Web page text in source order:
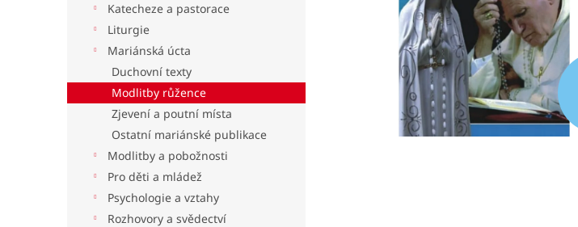
Katecheze a pastorace
Liturgie
Mariánská úcta
Duchovní texty
Modlitby růžence
Zjevení a poutní místa
Ostatní mariánské publikace
Modlitby a pobožnosti
Pro děti a mládež
Psychologie a vztahy
Rozhovory a svědectví